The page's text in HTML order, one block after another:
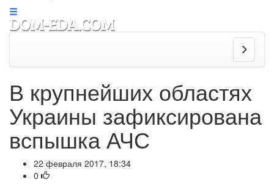
В крупнейших областях
Украины зафиксирована
вспышка АЧС
22 февраля 2017, 18:34
0